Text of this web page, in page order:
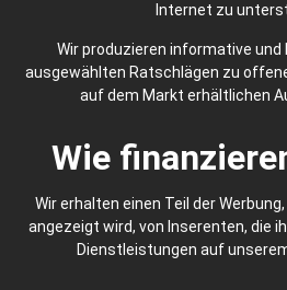
Internet zu
Wir produzieren informative
ausgewählten Ratschlägen zu
auf dem Markt erhältlichen
Wie
Wir erhalten einen Teil der
angezeigt wird, von Inserenten, die
Dienstleistungen auf